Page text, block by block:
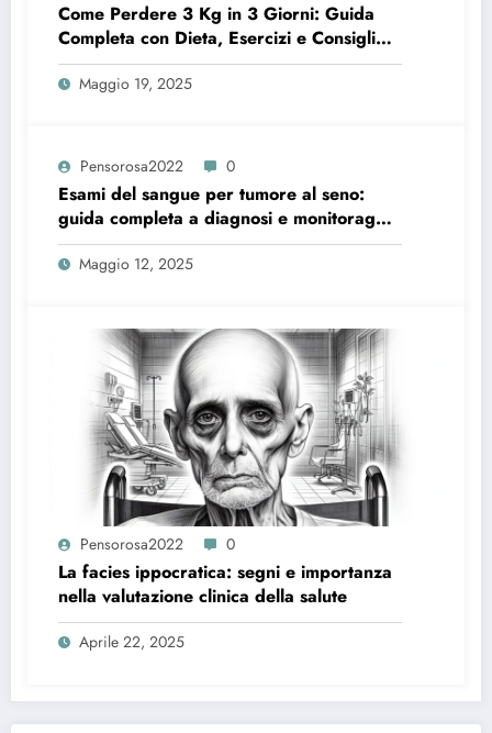
Come Perdere 3 Kg in 3 Giorni: Guida
Completa con Dieta, Esercizi e Consigli
Utili
Maggio 19, 2025
Pensorosa2022 0
Esami del sangue per tumore al seno:
guida completa a diagnosi e monitoraggio
efficace
Maggio 12, 2025
Pensorosa2022 0
La facies ippocratica: segni e importanza
nella valutazione clinica della salute
Aprile 22, 2025